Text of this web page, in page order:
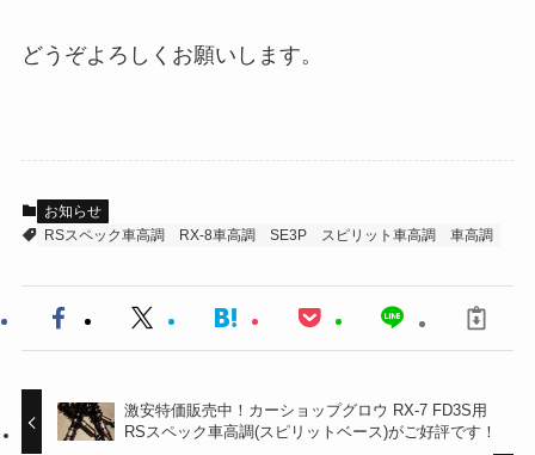
どうぞよろしくお願いします。
お知らせ
RSスペック車高調
RX-8車高調 SE3P スピリット車高調 車高調
激安特価販売中！カーショップグロウ RX-7 FD3S用
RSスペック車高調(スピリットベース)がご好評です！